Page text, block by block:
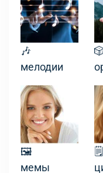
🎶
мелодии
🖼
мемы
🗒